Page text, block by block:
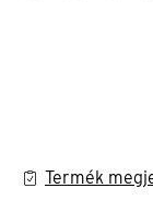
Termék